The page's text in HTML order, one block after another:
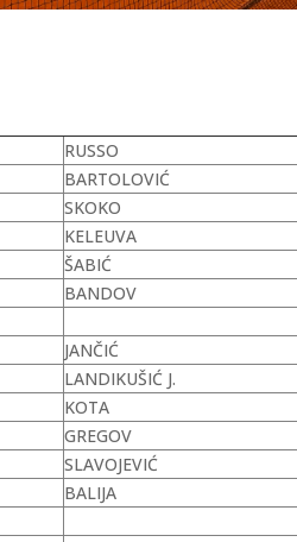
RUSSO
BARTOLOVIĆ
SKOKO
KELEUVA
ŠABIĆ
BANDOV
JANČIĆ
LANDIKUŠIĆ J.
KOTA
GREGOV
SLAVOJEVIĆ
BALIJA